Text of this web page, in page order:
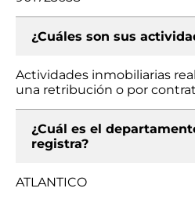
¿Cuáles son sus
Actividades inmobiliarias
una retribución o por
¿Cuál es el
registra?
ATLANTICO